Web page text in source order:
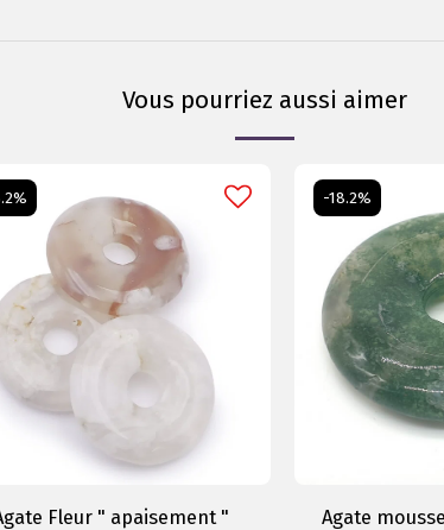
Vous pourriez aussi aimer
Fleur " apaisement "
-18.2%
Agate